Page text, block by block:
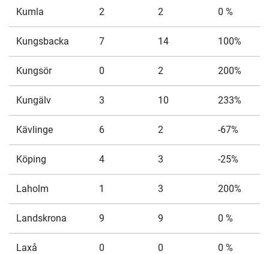
Kumla 2 2 0 %
Kungsbacka 7 14 100%
Kungsör 0 2 200%
Kungälv 3 10 233%
Kävlinge 6 2 -67%
Köping 4 3 -25%
Laholm 1 3 200%
Landskrona 9 9 0 %
Laxå 0 0 0 %